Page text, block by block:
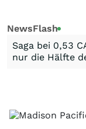
NewsFlash
Saga bei 0,53
nur die Hälfte